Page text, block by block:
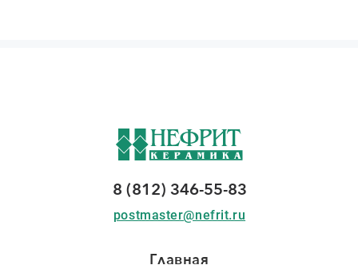
8 (812) 346-55-83
postmaster@nefrit.ru
Главная